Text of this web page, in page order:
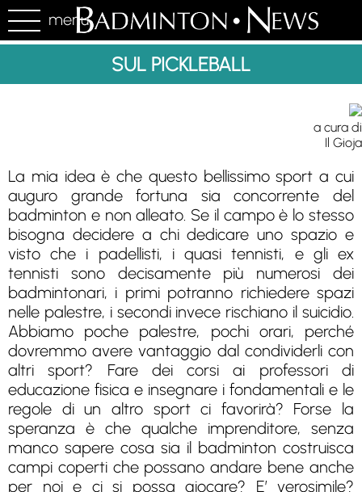
menu
SUL PICKLEBALL
a cura di
Il Gioja
La mia idea è che questo bellissimo sport a cui
auguro grande fortuna sia concorrente del
badminton e non alleato. Se il campo è lo stesso
bisogna decidere a chi dedicare uno spazio e
visto che i padellisti, i quasi tennisti, e gli ex
tennisti sono decisamente più numerosi dei
badmintonari, i primi potranno richiedere spazi
nelle palestre, i secondi invece rischiano il suicidio.
Abbiamo poche palestre, pochi orari, perché
dovremmo avere vantaggio dal condividerli con
altri sport? Fare dei corsi ai professori di
educazione fisica e insegnare i fondamentali e le
regole di un altro sport ci favorirà? Forse la
speranza è che qualche imprenditore, senza
manco sapere cosa sia il badminton costruisca
campi coperti che possano andare bene anche
per noi e ci si possa giocare? E’ verosimile?